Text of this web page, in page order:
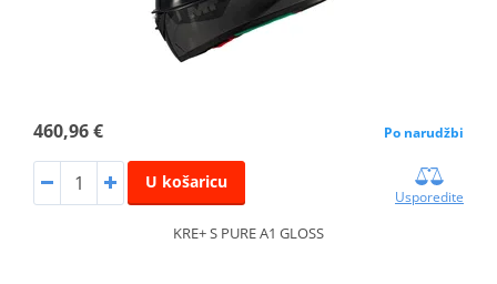
460,96 € Po narudžbi
U košaricu
Usporedite
KRE+ S PURE A1 GLOSS